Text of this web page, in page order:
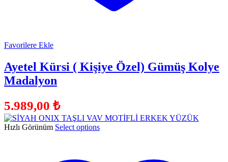
Favorilere Ekle
Ayetel Kürsi ( Kişiye Özel) Gümüş Kolye
Madalyon
5.989,00 ₺
Hızlı Görünüm Select options